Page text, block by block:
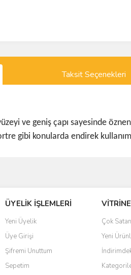
Taksit Seçenekleri
ve geniş çapı sayesinde
gibi konularda endirek
ÜYELİK İŞLEMLERİ
Yeni Üyelik
Üye Girişi
Şifremi Unuttum
Sepetim
Çok
Yeni